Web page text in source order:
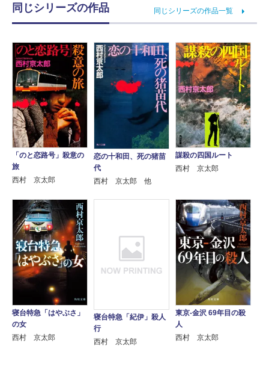
同じシリーズの作品 同じシリーズの作品一覧
「のと恋路号」殺意の
旅
西村 京太郎
恋の十和田、死の猪苗
代
西村 京太郎 他
謀殺の四国ルート
西村 京太郎
寝台特急「はやぶさ」
の女
西村 京太郎
寝台特急「紀伊」殺人
行
西村 京太郎
東京‐金沢 69年目の殺
人
西村 京太郎